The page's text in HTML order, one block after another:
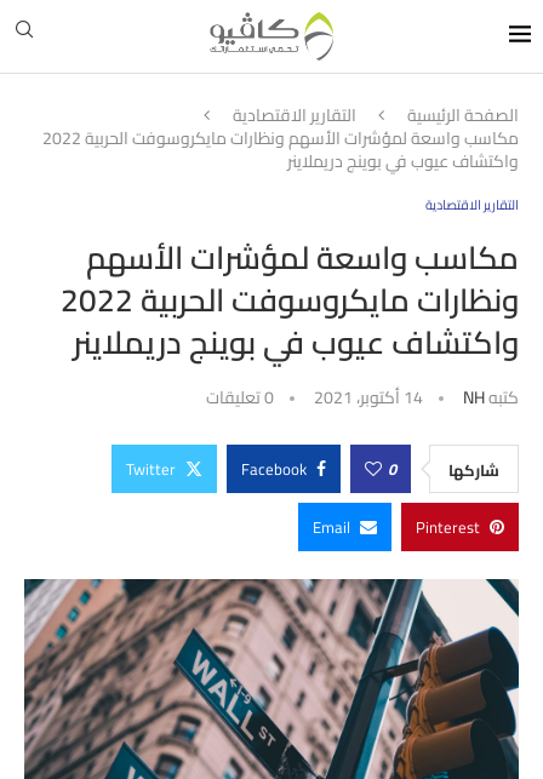
الصفحة الرئيسية التقارير الاقتصادية
مكاسب واسعة لمؤشرات الأسهم ونظارات مايكروسوفت الحربية 2022
واكتشاف عيوب في بوينج دريملاينر
التقارير الاقتصادية
مكاسب واسعة لمؤشرات الأسهم
ونظارات مايكروسوفت الحربية 2022
واكتشاف عيوب في بوينج دريملاينر
كتبهNH 14 أكتوبر، 2021 0 تعليقات
شاركها 0
Facebook
Twitter
Pinterest
Email